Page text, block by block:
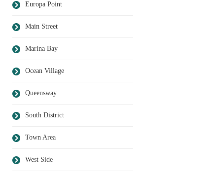
Europa Point
Main Street
Marina Bay
Ocean Village
Queensway
South District
Town Area
West Side